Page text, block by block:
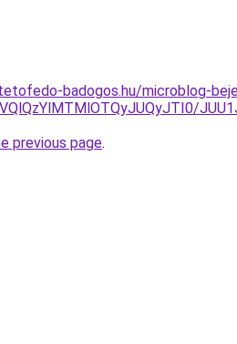
badogos.hu/microblog-
previous page.